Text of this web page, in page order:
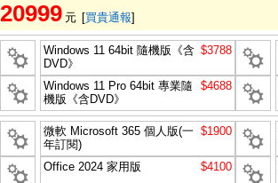
20999 元 [買貴通報]
Windows 11 64bit 隨機版《含
DVD》
$3788
Windows 11 Pro 64bit 專業隨
機版《含DVD》
$4688
微軟 Microsoft 365 個人版(一
年訂閱)
$1900
Office 2024 家用版 $4100